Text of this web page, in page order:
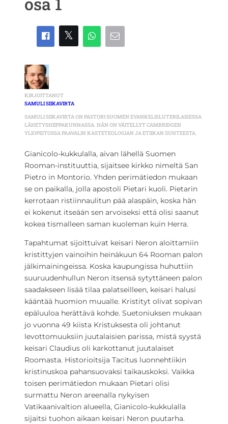
KIRJOITTANUT
SAMULI SIIKAVIRTA
SAMULI SIIKAVIRTA ON PASTORI SUOMEN EVANKELISLUTERILAISESSA
LÄHETYSHIIPPAKUNNASSA. HÄN ON VÄITELLYT CAMBRIDGEN
YLIOPISTOSSA PAAVALIN KASTETEOLOGIAN JA ETIIKAN SUHTEESTA.
Gianicolo-kukkulalla, aivan lähellä Suomen
Rooman-instituuttia, sijaitsee kirkko nimeltä San
Pietro in Montorio. Yhden perimätiedon mukaan
se on paikalla, jolla apostoli Pietari kuoli. Pietarin
kerrotaan ristiinnaulitun pää alaspäin, koska hän
ei kokenut itseään sen arvoiseksi että olisi saanut
kokea tismalleen saman kuoleman kuin Herra.
Tapahtumat sijoittuivat keisari Neron aloittamiin
kristittyjen vainoihin heinäkuun 64 Rooman palon
jälkimainingeissa. Koska kaupungissa huhuttiin
suuruudenhullun Neron itsensä sytyttäneen palon
saadakseen lisää tilaa palatseilleen, keisari halusi
kääntää huomion muualle. Kristityt olivat sopivan
epäluuloa herättävä kohde. Suetoniuksen mukaan
jo vuonna 49 kiista Kristuksesta oli johtanut
levottomuuksiin juutalaisien parissa, mistä syystä
keisari Claudius oli karkottanut juutalaiset
Roomasta. Historioitsija Tacitus luonnehtiikin
kristinuskoa pahansuovaksi taikauskoksi. Vaikka
toisen perimätiedon mukaan Pietari olisi
surmattu Neron areenalla nykyisen
Vatikaanivaltion alueella, Gianicolo-kukkulalla
sijaitsi tuohon aikaan keisari Neron puutarha.